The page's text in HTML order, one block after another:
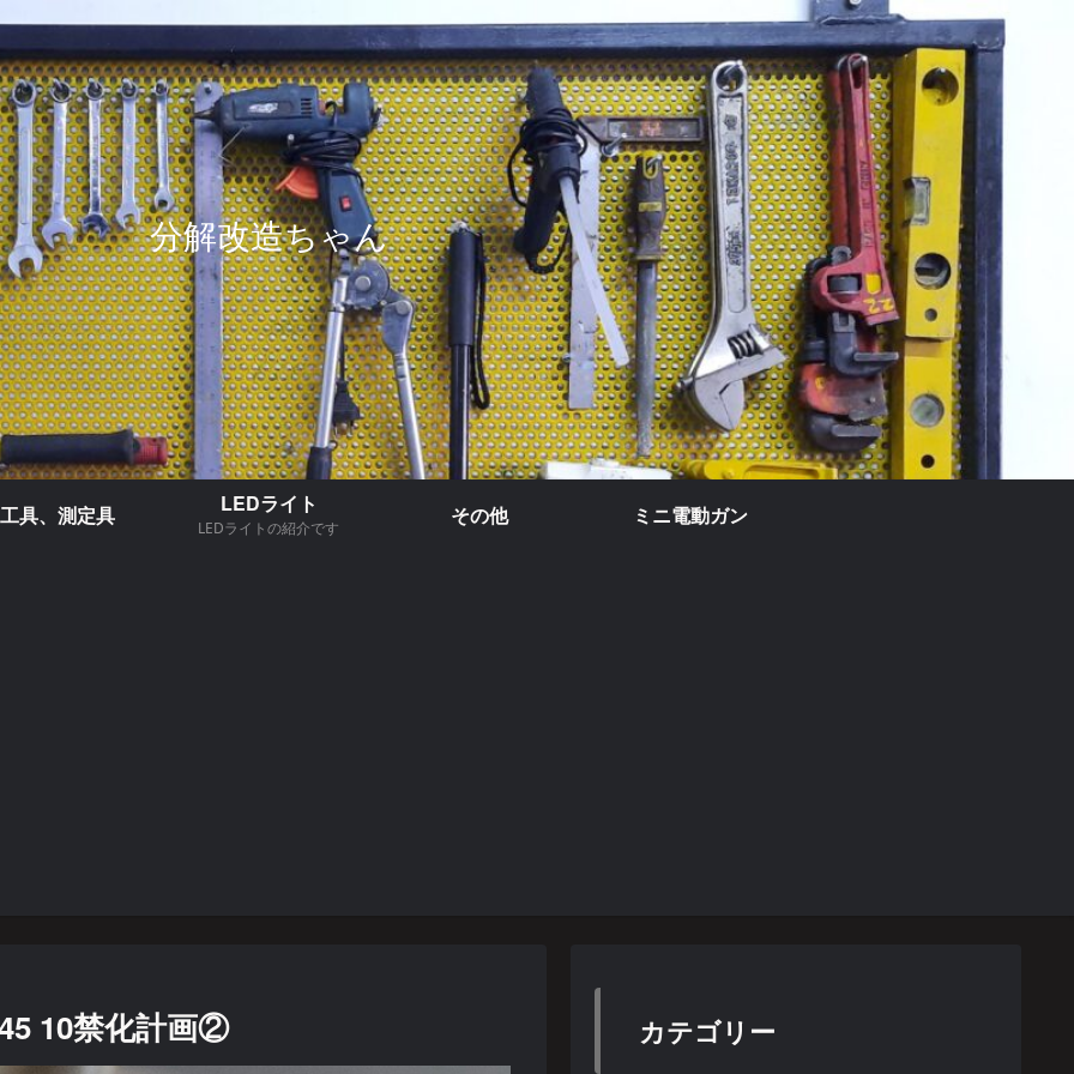
分解改造ちゃん
工具、測定具 LEDライト
LEDライトの紹介です その他 ミニ電動ガン
10禁化計画② カテゴリー